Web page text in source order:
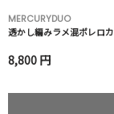
MERCURYDUO
透かし編みラメ混ボレロ
8,800 円